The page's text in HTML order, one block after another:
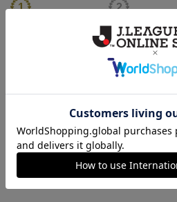
【S～4XL】2026/27ユニ
フォーム オーセンティッ
21,450円～25,950円
【S～4XL】2026/
フォーム オーセン
21,450円～25,950円
会員特典